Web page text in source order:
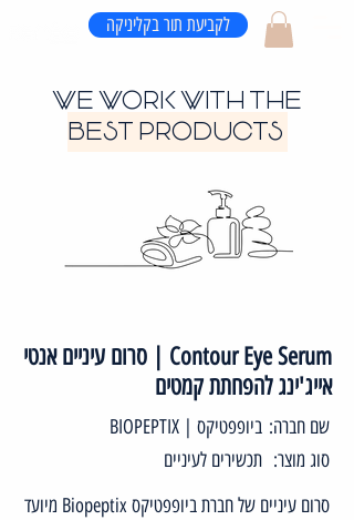
לקביעת תור בקליניקה
WE WORK WITH THE
BEST PRODUCTS
Contour Eye Serum | סרום עיניים אנטי
אייג'ינג להפחתת קמטים
ביופפטיקס | BIOPEPTIX שם חברה:
תכשירים לעיניים סוג מוצר:
סרום עיניים של חברת ביופפטיקס Biopeptix מיועד